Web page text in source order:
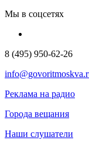
Мы в соцсетях
8 (495) 950-62-26
Реклама на радио
Города вещания
Наши слушатели